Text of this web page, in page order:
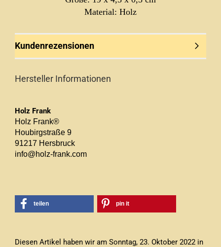
Material: Holz
Kundenrezensionen
Hersteller Informationen
Holz Frank
Holz Frank®
Houbirgstraße 9
91217 Hersbruck
info@holz-frank.com
teilen pin it
Diesen Artikel haben wir am Sonntag, 23. Oktober 2022 in